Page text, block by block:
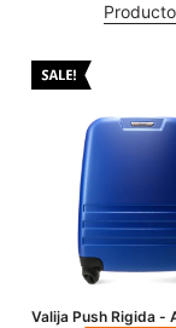
Valija Push Rigida -